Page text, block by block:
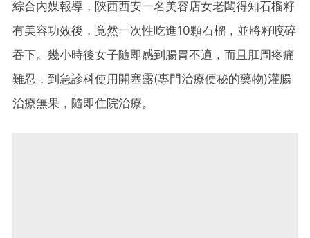
綜合內媒報導，陝西西安一名美容店女老闆得知石榴籽
有美容功效後，竟然一次性吃進10顆石榴，並將籽咬碎
吞下。幾小時後女子隨即感到腸胃不適，而且肛周疼痛
難忍，到急診科使用開塞露(專門治療便秘的藥物)灌腸
治療無果，隨即住院治療。